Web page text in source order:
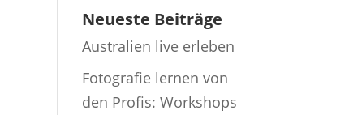
Neueste Beiträge
Australien live erleben
Fotografie lernen von
den Profis: Workshops